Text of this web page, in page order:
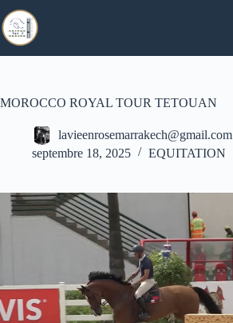
au
contenu
MOROCCO ROYAL TOUR TETOUAN
lavieenrosemarrakech@gmail.com
septembre 18, 2025
EQUITATION